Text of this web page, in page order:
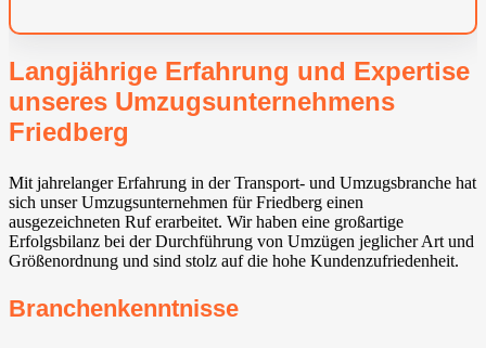
Langjährige Erfahrung und Expertise
unseres Umzugsunternehmens
Friedberg
Mit jahrelanger Erfahrung in der Transport- und Umzugsbranche hat
sich unser Umzugsunternehmen für Friedberg einen
ausgezeichneten Ruf erarbeitet. Wir haben eine großartige
Erfolgsbilanz bei der Durchführung von Umzügen jeglicher Art und
Größenordnung und sind stolz auf die hohe Kundenzufriedenheit.
Branchenkenntnisse